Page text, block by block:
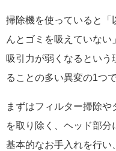
掃除機を使っていると「
んとゴミを吸えていない
吸引力が弱くなるとい
ることの多い異変の1つで
まずはフィルター掃除や
を取り除く、ヘッド部
基本的なお手入れを行い